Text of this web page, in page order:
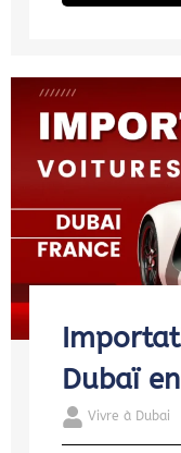
Dubaï
Vivre à Dubai